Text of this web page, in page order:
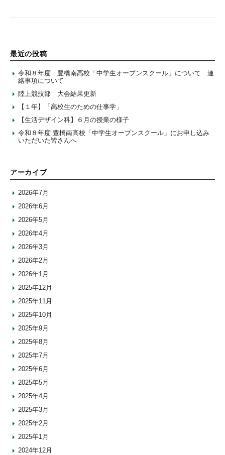
最近の投稿
令和８年度 豊橋南高校「中学生オープンスクール」について 連
絡事項について
陸上競技部 大会結果更新
【１年】「高校生のための仕事学」
【生活デザイン科】６月の授業の様子
令和８年度 豊橋南高校「中学生オープンスクール」にお申し込み
いただいた皆さんへ
アーカイブ
2026年7月
2026年6月
2026年5月
2026年4月
2026年3月
2026年2月
2026年1月
2025年12月
2025年11月
2025年10月
2025年9月
2025年8月
2025年7月
2025年6月
2025年5月
2025年4月
2025年3月
2025年2月
2025年1月
2024年12月